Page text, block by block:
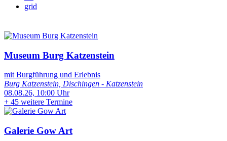
grid
Museum Burg Katzenstein
mit Burgführung und Erlebnis
Burg Katzenstein, Dischingen - Katzenstein
08.08.26, 10:00 Uhr
+ 45 weitere Termine
Galerie Gow Art